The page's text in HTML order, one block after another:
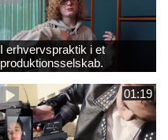
I erhvervspraktik i et
produktionsselskab.
01:19